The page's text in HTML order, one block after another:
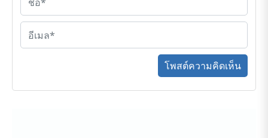
โพสต์ความคิดเห็น